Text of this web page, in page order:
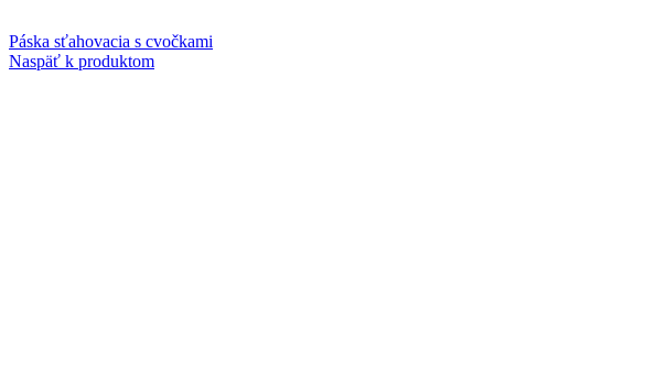
Páska sťahovacia s cvočkami
Naspäť k produktom